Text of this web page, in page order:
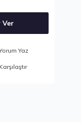
Ver
Yaz
Karşılaştır